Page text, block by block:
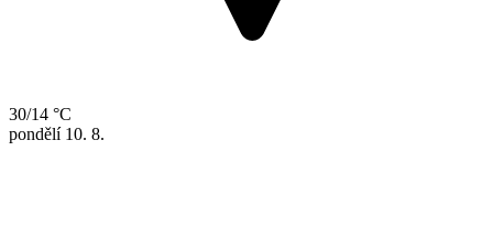
30/14 °C
pondělí 10. 8.